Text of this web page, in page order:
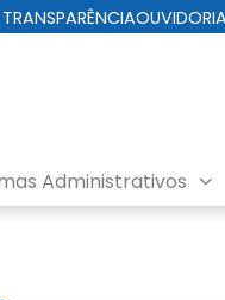
OUVIDORIA
Administrativos